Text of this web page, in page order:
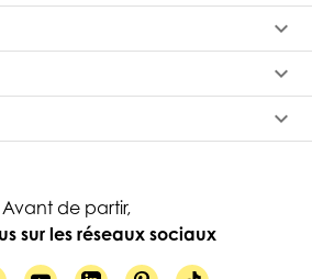
keyboard_arrow_down
keyboard_arrow_down
keyboard_arrow_down
Avant de partir,
sur les réseaux sociaux